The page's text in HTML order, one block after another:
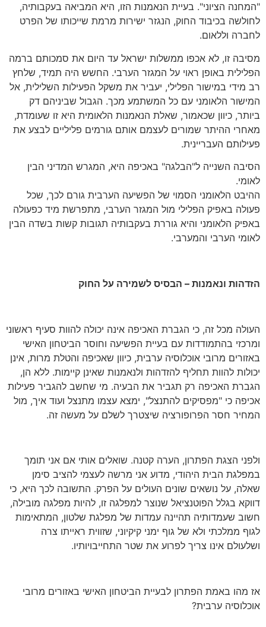
"המחנה הציוני". בעיית הנאמנות הזו, היא המביאה בעקבותיה,
לחולשה בכיבוד החוק, הנגזר ישירות מרמת שייכותו של הפרט
לחברה וללאום.
מסיבה זו, לא אכפו ממשלות ישראל עד היום את סמכותם ברמה
הפלילית באופן ראוי על המגזר הערבי. החשש היה תמיד, שלחץ
רב מידי במישור הפלילי, יעביר את משקל הפעילות השלילית, אל
המישור הלאומני עם כל המשתמע מכך. הגבול שביניהם דק
ביותר, כיוון שכאמור, שאלת הנאמנות הלאומית היא זו שעומדת,
מאחרי ההיתר שמורים לעצמם אותם גורמים פליליים לבצע את
פעילותם העבריינית.
הסיבה השנייה ל"הבלגה" באכיפה היא, המגרש המדיני הבין
לאומי.
ההיבט הלאומני הסמוי של הפשיעה הערבית גורם לכך, שכל
פעולה באפיק הפלילי מול המגזר הערבי, מתפרשת מיד כפעולה
באפיק הלאומני והיא גוררת בעקבותיה תגובות קשות בשדה הבין
לאומי הערבי והמערבי.
הזדהות ונאמנות – הבסיס לשמירה על החוק
העולה מכל זה, כי הגברת האכיפה אינה יכולה להוות סעיף ראשוני
ומרכזי בהתמודדות עם בעיית הפשיעה וחוסר הביטחון האישי
באזורים מרובי אוכלוסיה ערבית, כיוון שאכיפה והטלת מרות, אינן
יכולות להוות תחליף להזדהות ולנאמנות שאינן קיימות. ללא הן,
הגברת האכיפה רק תגביר את הבעיה. מי שחשב להגביר פעילות
אכיפה כי "מפסיקים להתנצל", ימצא עצמו מתנצל ועוד איך, מול
המחיר חסר הפרופורציה שיצטרך לשלם על מעשה זה.
ולפני הצגת הפתרון, הערה קטנה. שואלים אותי אם אני תומך
במפלגת הבית היהודי, מדוע אני מרשה לעצמי להציב סימן
שאלה, על נושאים שונים העולים על הפרק. התשובה לכך היא, כי
דווקא בגלל הפוטנציאל שנוצר למפלגה זו, להיות מפלגה מובילה,
חשוב שעמדותיה תהיינה עמדות של מפלגת שלטון, המתאימות
לגוף ממלכתי ולא של גוף ימני קיקיוני, שזווית ראייתו צרה
ושלעולם אינו צריך לפרוע את שטר התחייבויותיו.
אז מהו באמת הפתרון לבעיית הביטחון האישי באזורים מרובי
אוכלוסיה ערבית?